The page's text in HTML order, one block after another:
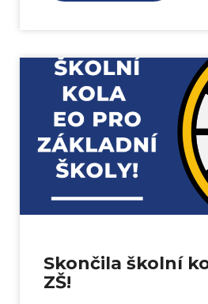
Skončila školní
ZŠ!